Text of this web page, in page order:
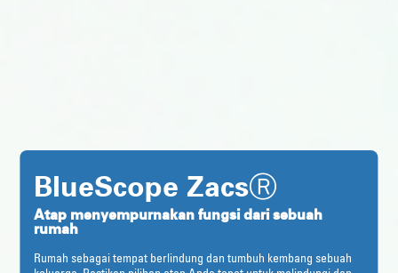
BlueScope ZacsⓇ
Atap menyempurnakan fungsi dari sebuah
rumah
Rumah sebagai tempat berlindung dan tumbuh kembang sebuah